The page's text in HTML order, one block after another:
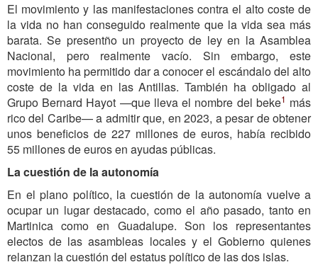
El movimiento y las manifestaciones contra el alto coste de
la vida no han conseguido realmente que la vida sea más
barata. Se presentño un proyecto de ley en la Asamblea
Nacional, pero realmente vacío. Sin embargo, este
movimiento ha permitido dar a conocer el escándalo del alto
coste de la vida en las Antillas. También ha obligado al
Grupo Bernard Hayot —que lleva el nombre del beke1 más
rico del Caribe— a admitir que, en 2023, a pesar de obtener
unos beneficios de 227 millones de euros, había recibido
55 millones de euros en ayudas públicas.
La cuestión de la autonomía
En el plano político, la cuestión de la autonomía vuelve a
ocupar un lugar destacado, como el año pasado, tanto en
Martinica como en Guadalupe. Son los representantes
electos de las asambleas locales y el Gobierno quienes
relanzan la cuestión del estatus político de las dos islas.